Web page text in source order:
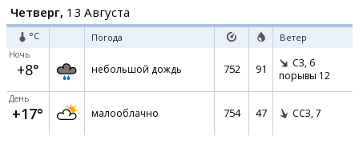
Четверг, 13 Августа
°C Погода Ветер
Ночь
+8° небольшой дождь 752 91 СЗ, 6
порывы 12
День
+17° малооблачно 754 47 ССЗ, 7